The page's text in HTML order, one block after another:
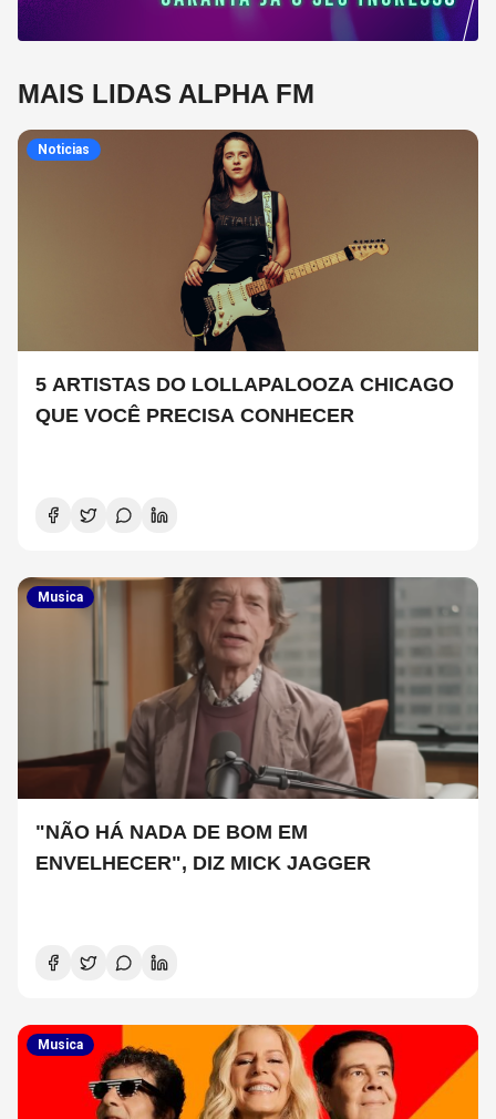
MAIS LIDAS ALPHA FM
Noticias
5 ARTISTAS DO LOLLAPALOOZA CHICAGO
QUE VOCÊ PRECISA CONHECER
Musica
"NÃO HÁ NADA DE BOM EM
ENVELHECER", DIZ MICK JAGGER
Musica